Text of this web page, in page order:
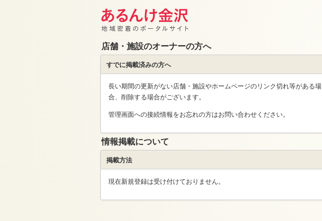
店舗・施設のオーナーの方へ
すでに掲載済みの方へ
長い期間の更新がない店舗・施設やホームページのリンク切れ等がある場
合、削除する場合がございます。
管理画面への接続情報をお忘れの方はお問い合わせください。
情報掲載について
掲載方法
現在新規登録は受け付けておりません。